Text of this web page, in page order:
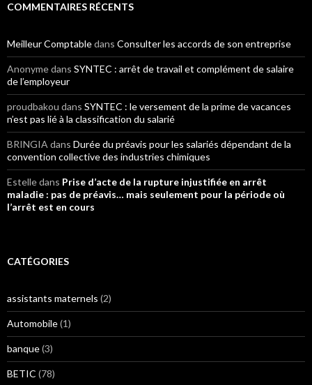
COMMENTAIRES RÉCENTS
Meilleur Comptabledans Consulter les accords de son entreprise
Anonymedans SYNTEC : arrêt de travail et complément de salaire
de l’employeur
proudbakou dans SYNTEC : le versement de la prime de vacances
n’est pas lié à la classification du salarié
BRINGIA dans Durée du préavis pour les salariés dépendant de la
convention collective des industries chimiques
Estelledans Prise d’acte de la rupture injustifiée en arrêt
maladie : pas de préavis… mais seulement pour la période où
l’arrêt est en cours
CATÉGORIES
assistants maternels (2)
Automobile(1)
banque(3)
BETIC (78)